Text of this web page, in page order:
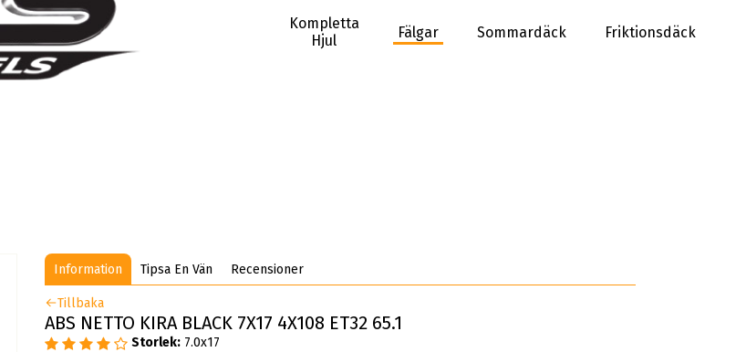
Kompletta
Hjul
Fälgar Sommardäck Friktionsdäck
Information Tipsa En Vän Recensioner
Tillbaka
ABS NETTO KIRA BLACK 7X17 4X108 ET32 65.1
Storlek: 7.0x17